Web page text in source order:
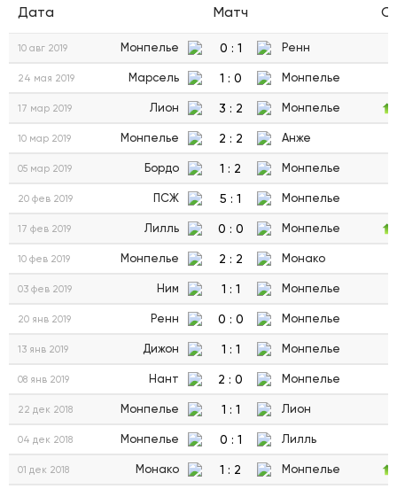
Дата Матч
10 авг 2019 Монпелье 0 : 1 Ренн
24 мая 2019 Марсель 1 : 0 Монпелье
17 мар 2019 Лион 3 : 2 Монпелье
10 мар 2019 Монпелье 2 : 2 Анже
05 мар 2019 Бордо 1 : 2 Монпелье
20 фев 2019 ПСЖ 5 : 1 Монпелье
17 фев 2019 Лилль 0 : 0 Монпелье
10 фев 2019 Монпелье 2 : 2 Монако
03 фев 2019 Ним 1 : 1 Монпелье
20 янв 2019 Ренн 0 : 0 Монпелье
13 янв 2019 Дижон 1 : 1 Монпелье
08 янв 2019 Нант 2 : 0 Монпелье
22 дек 2018 Монпелье 1 : 1 Лион
04 дек 2018 Монпелье 0 : 1 Лилль
01 дек 2018 Монако 1 : 2 Монпелье